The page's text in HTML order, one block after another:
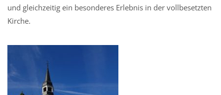
und gleichzeitig ein besonderes Erlebnis in der vollbesetzten
Kirche.